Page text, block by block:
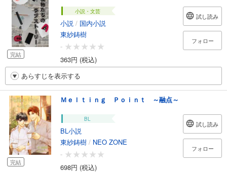
完結
小説・文芸
小説 / 国内小説
東紗鋳樹
-
363円 (税込)
試し読み
フォロー
あらすじを表示する
完結
Ｍｅｌｔｉｎｇ Ｐｏｉｎｔ ～融点～
BL
BL小説
東紗鋳樹 / NEO ZONE
-
698円 (税込)
試し読み
フォロー